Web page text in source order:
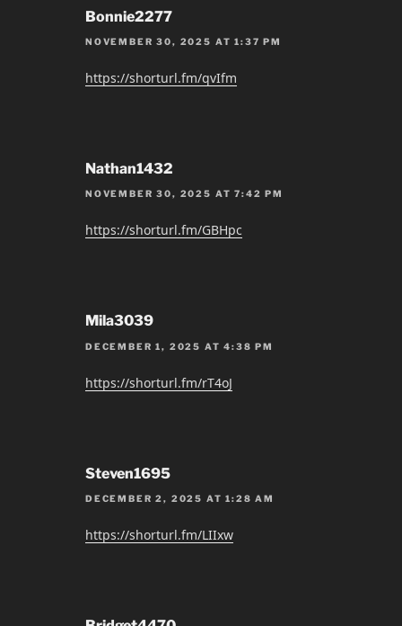
Bonnie2277
NOVEMBER 30, 2025 AT 1:37 PM
https://shorturl.fm/qvIfm
Nathan1432
NOVEMBER 30, 2025 AT 7:42 PM
https://shorturl.fm/GBHpc
Mila3039
DECEMBER 1, 2025 AT 4:38 PM
https://shorturl.fm/rT4oJ
Steven1695
DECEMBER 2, 2025 AT 1:28 AM
https://shorturl.fm/LIIxw